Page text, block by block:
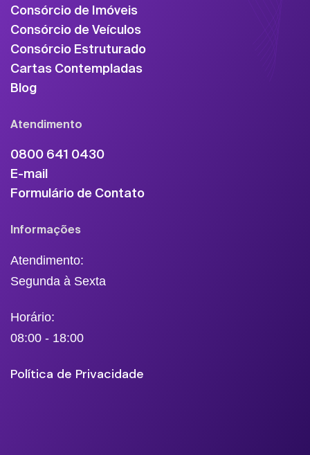
Consórcio de Imóveis
Consórcio de Veículos
Consórcio Estruturado
Cartas Contempladas
Blog
Atendimento
0800 641 0430
E-mail
Formulário de Contato
Informações
Atendimento:
Segunda à Sexta
Horário:
08:00 - 18:00
Política de Privacidade